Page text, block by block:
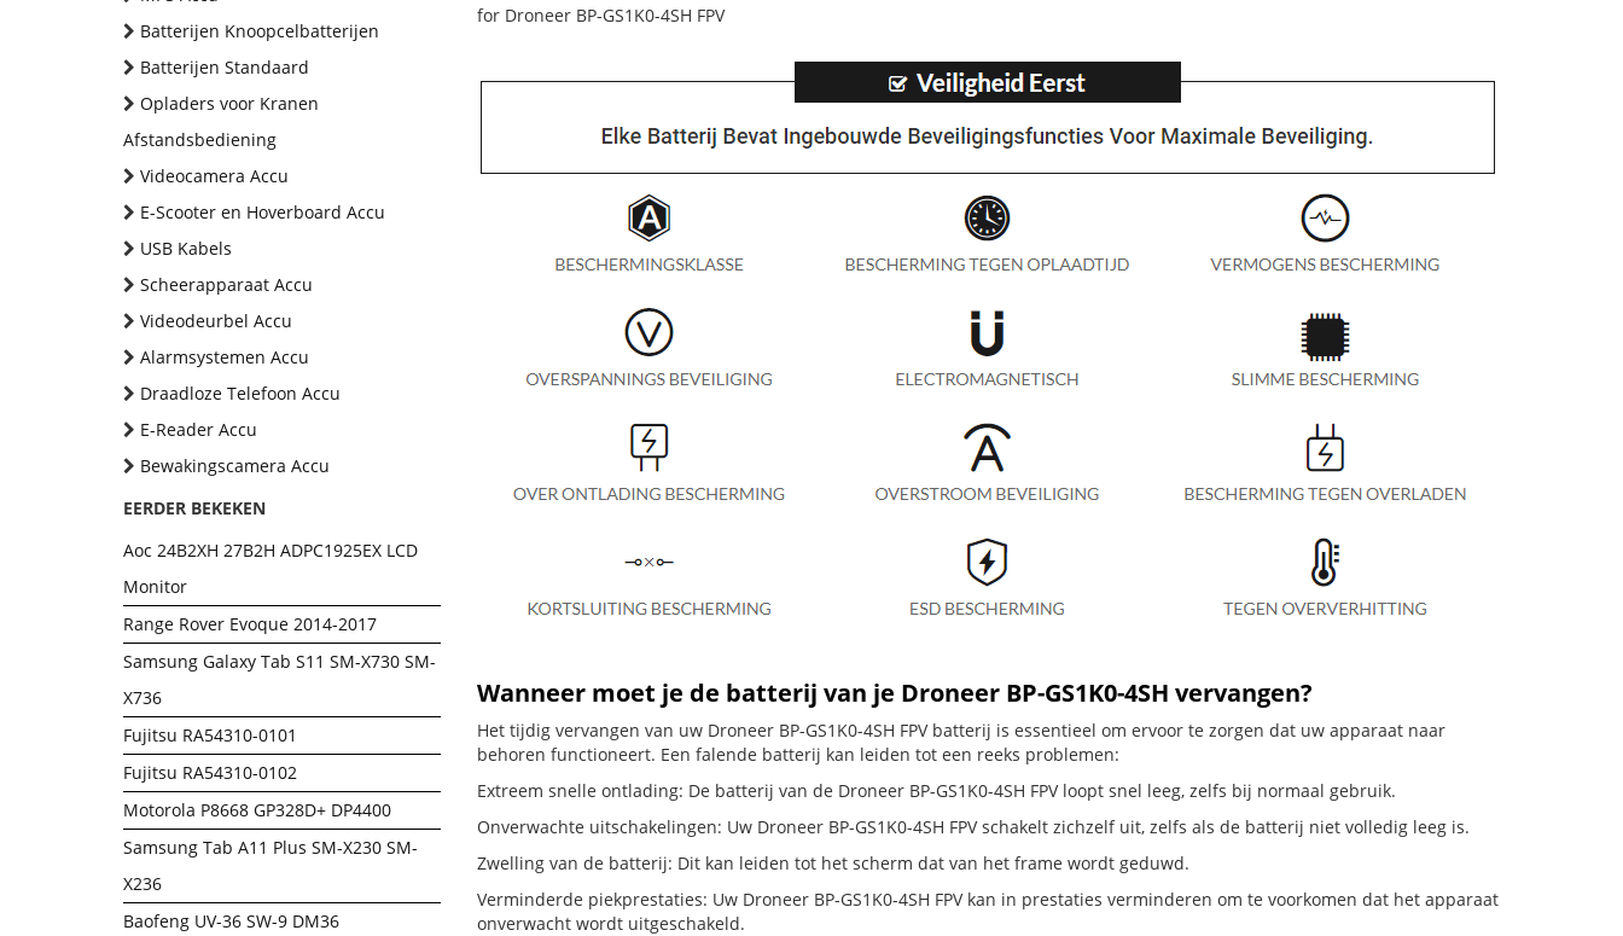
Batterijen Knoopcelbatterijen
Batterijen Standaard
Opladers voor Kranen
Afstandsbediening
Videocamera Accu
E-Scooter en Hoverboard Accu
USB Kabels
Scheerapparaat Accu
Videodeurbel Accu
Alarmsystemen Accu
Draadloze Telefoon Accu
E-Reader Accu
Bewakingscamera Accu
EERDER BEKEKEN
Aoc 24B2XH 27B2H ADPC1925EX LCD
Monitor
Range Rover Evoque 2014-2017
Samsung Galaxy Tab S11 SM-X730 SM-
X736
Fujitsu RA54310-0101
Fujitsu RA54310-0102
Motorola P8668 GP328D+ DP4400
Samsung Tab A11 Plus SM-X230 SM-
X236
Baofeng UV-36 SW-9 DM36
for Droneer BP-GS1K0-4SH FPV
Wanneer moet je de batterij van je Droneer BP-GS1K0-4SH vervangen?
Het tijdig vervangen van uw Droneer BP-GS1K0-4SH FPV batterij is essentieel om ervoor te zorgen dat uw apparaat naar
behoren functioneert. Een falende batterij kan leiden tot een reeks problemen:
Extreem snelle ontlading: De batterij van de Droneer BP-GS1K0-4SH FPV loopt snel leeg, zelfs bij normaal gebruik.
Onverwachte uitschakelingen: Uw Droneer BP-GS1K0-4SH FPV schakelt zichzelf uit, zelfs als de batterij niet volledig leeg is.
Zwelling van de batterij: Dit kan leiden tot het scherm dat van het frame wordt geduwd.
Verminderde piekprestaties: Uw Droneer BP-GS1K0-4SH FPV kan in prestaties verminderen om te voorkomen dat het apparaat
onverwacht wordt uitgeschakeld.